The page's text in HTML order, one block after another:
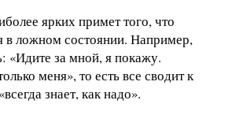
ярких примет того, что
в ложном состоянии. Например,
«Идите за мной, я покажу.
меня», то есть все сводит к
знает, как надо».